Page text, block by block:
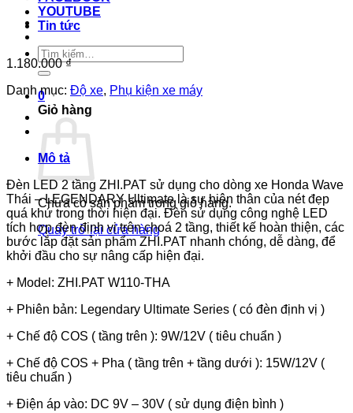
YOUTUBE
Tin tức
Tìm
kiếm:
0
Giỏ hàng
Chưa có sản phẩm trong giỏ hàng.
Quay trở lại cửa hàng
1.180.000₫
Danh mục: Độ xe, Phụ kiện xe máy
Mô tả
Đèn LED 2 tầng ZHI.PAT sử dụng cho dòng xe Honda Wave
Thái – LEGENDARY Ultimate là sự hiện thân của nét đẹp
quá khứ trong thời hiện đại. Đèn sử dụng công nghệ LED
tích hợp đèn định vị trên choá 2 tầng, thiết kế hoàn thiện, các
bước lắp đặt sản phẩm ZHI.PAT nhanh chóng, dễ dàng, để
khởi đầu cho sự nâng cấp hiện đại.
+ Model: ZHI.PAT W110-THA
+ Phiên bản: Legendary Ultimate Series ( có đèn định vị )
+ Chế độ COS ( tầng trên ): 9W/12V ( tiêu chuẩn )
+ Chế độ COS + Pha ( tầng trên + tầng dưới ): 15W/12V (
tiêu chuẩn )
+ Điện áp vào: DC 9V – 30V ( sử dụng điện bình )